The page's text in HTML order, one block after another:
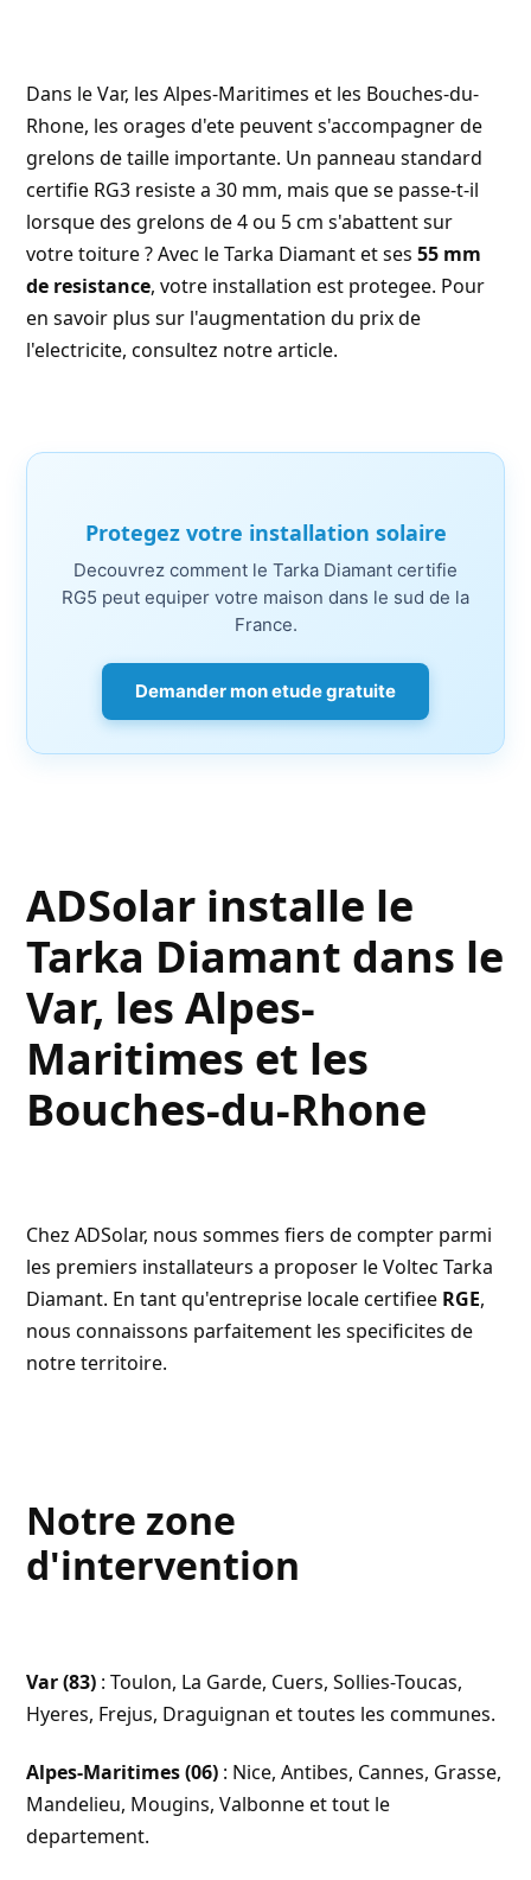
Dans le Var, les Alpes-Maritimes et les Bouches-du-
Rhone, les orages d'ete peuvent s'accompagner de
grelons de taille importante. Un panneau standard
certifie RG3 resiste a 30 mm, mais que se passe-t-il
lorsque des grelons de 4 ou 5 cm s'abattent sur
votre toiture ? Avec le Tarka Diamant et ses55 mm
de resistance, votre installation est protegee. Pour
en savoir plus sur l'augmentation du prix de
l'electricite, consultez notre article.
Protegez votre installation solaire
Decouvrez comment le Tarka Diamant certifie
RG5 peut equiper votre maison dans le sud de la
France.
Demander mon etude gratuite
ADSolar installe le
Tarka Diamant dans le
Var, les Alpes-
Maritimes et les
Bouches-du-Rhone
ChezADSolar, nous sommes fiers de compter parmi
les premiers installateurs a proposer le Voltec Tarka
Diamant. En tant qu'entreprise locale certifiee RGE,
nous connaissons parfaitement les specificites de
notre territoire.
Notre zone
d'intervention
Var (83) : Toulon, La Garde, Cuers, Sollies-Toucas,
Hyeres, Frejus, Draguignan et toutes les communes.
Alpes-Maritimes (06) : Nice, Antibes, Cannes, Grasse,
Mandelieu, Mougins, Valbonne et tout le
departement.